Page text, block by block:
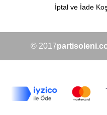
İptal ve İade
© 2017